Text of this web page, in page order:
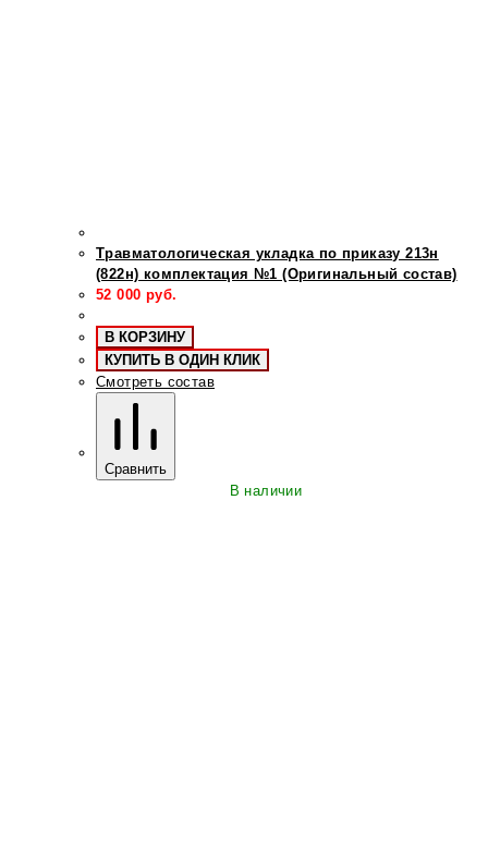
Травматологическая укладка по приказу 213н
(822н) комплектация №1 (Оригинальный состав)
52 000 руб.
В КОРЗИНУ
КУПИТЬ В ОДИН КЛИК
Смотреть состав
Сравнить
В наличии